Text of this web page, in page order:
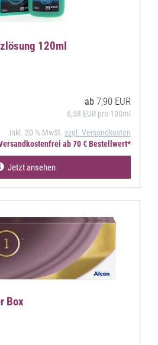
120ml
ab 7,90 EUR
6,58 EUR pro 100ml
inkl. 20 % MwSt. zzgl. Versandkosten
ab 70 € Bestellwert*
Jetzt ansehen
Box